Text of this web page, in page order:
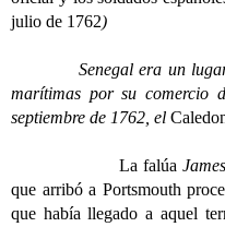
julio de 1762)
Senegal era un lugar
marítimas por su comercio
septiembre de 1762, el
La falúa James
que arribó a Portsmouth
que había llegado a aquel